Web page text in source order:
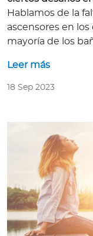
Hablamos de la
ascensores en
mayoría de los
Leer más
18 Sep 2023